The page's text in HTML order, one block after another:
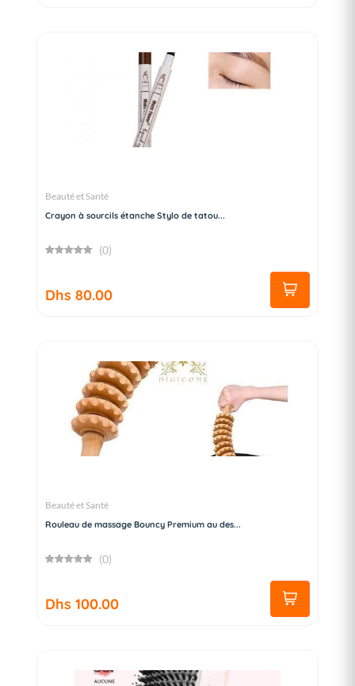
Beauté et Santé
Crayon à sourcils étanche Stylo de tatou...
(0)
Dhs 80.00
Beauté et Santé
Rouleau de massage Bouncy Premium au des...
(0)
Dhs 100.00